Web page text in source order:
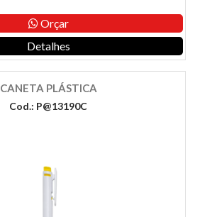
Orçar
Detalhes
CANETA PLÁSTICA
Cod.: P@13190C